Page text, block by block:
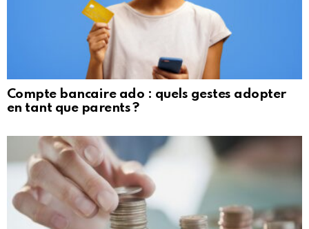
Compte bancaire ado : quels gestes adopter
en tant que parents ?